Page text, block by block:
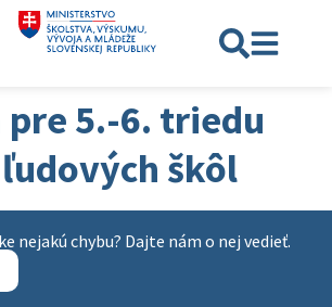
5.-6. triedu
škôl
nejakú chybu? Dajte nám o nej vedieť.